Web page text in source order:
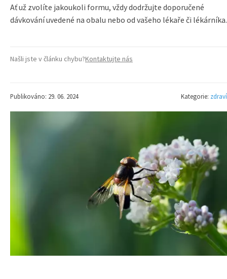
Ať už zvolíte jakoukoli formu, vždy dodržujte doporučené
dávkování uvedené na obalu nebo od vašeho lékaře či lékárníka.
Našli jste v článku chybu?Kontaktujte nás
Publikováno: 29. 06. 2024 Kategorie: zdraví